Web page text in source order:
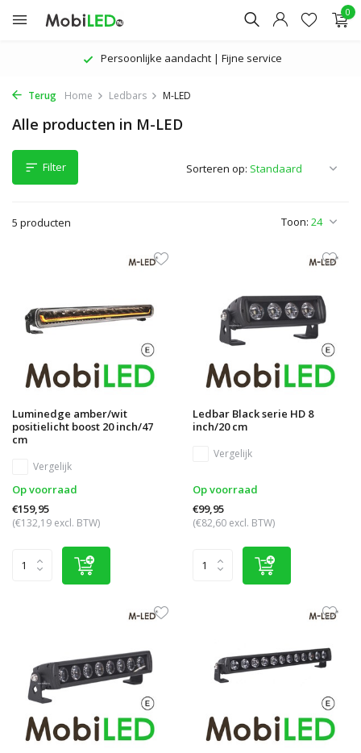
0
Persoonlijke aandacht | Fijne service
Terug Home Ledbars M-LED
Alle producten in M-LED
Filter
5 producten Toon:
Sorteren op:
Luminedge amber/wit
positielicht boost 20 inch/47
cm
Vergelijk
Op voorraad
€159,95
(€132,19 excl. BTW)
Ledbar Black serie HD 8
inch/20 cm
Vergelijk
Op voorraad
€99,95
(€82,60 excl. BTW)